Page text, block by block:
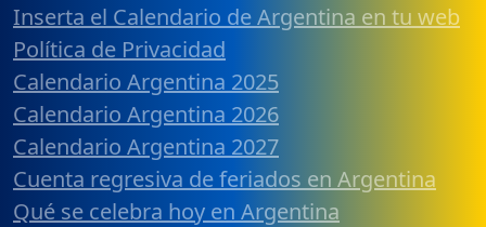
Inserta el Calendario de Argentina en tu web
Política de Privacidad
Calendario Argentina 2025
Calendario Argentina 2026
Calendario Argentina 2027
Cuenta regresiva de feriados en Argentina
Qué se celebra hoy en Argentina